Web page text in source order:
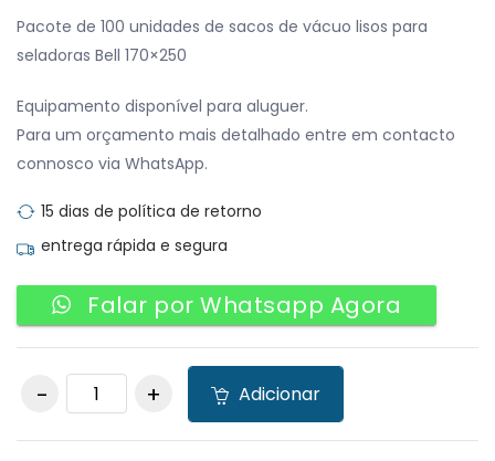
Pacote de 100 unidades de sacos de vácuo lisos para
seladoras Bell 170×250
Equipamento disponível para aluguer.
Para um orçamento mais detalhado entre em contacto
connosco via WhatsApp.
15 dias de política de retorno
entrega rápida e segura
Falar por Whatsapp Agora
Pacote de 100
unidades de sacos
Adicionar